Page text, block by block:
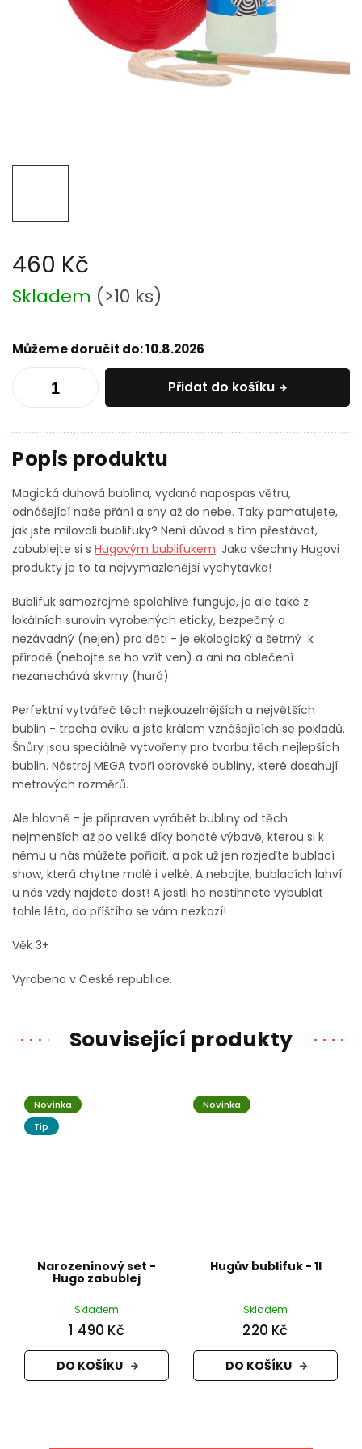
460 Kč
Měrná
cena:
Skladem (>10 ks)
Můžeme doručit do:10.8.2026
Přidat do košíku
Magická duhová bublina, vydaná napospas větru,
odnášející naše přání a sny až do nebe. Taky pamatujete,
jak jste milovali bublifuky? Není důvod s tím přestávat,
zabublejte si s Hugovým bublifukem. Jako všechny Hugovi
produkty je to ta nejvymazlenější vychytávka!
Bublifuk samozřejmě spolehlivě funguje, je ale také z
lokálních surovin vyrobených eticky, bezpečný a
nezávadný (nejen) pro děti - je ekologický a šetrný k
přírodě (nebojte se ho vzít ven) a ani na oblečení
nezanechává skvrny (hurá).
Perfektní vytvářeč těch nejkouzelnějších a největších
bublin - trocha cviku a jste králem vznášejících se pokladů.
Šnůry jsou speciálně vytvořeny pro tvorbu těch nejlepších
bublin. Nástroj MEGA tvoří obrovské bubliny, které dosahují
metrových rozměrů.
Ale hlavně - je připraven vyrábět bubliny od těch
nejmenších až po veliké díky bohaté výbavě, kterou si k
němu u nás můžete pořídit. a pak už jen rozjeďte bublací
show, která chytne malé i velké. A nebojte, bublacích lahví
u nás vždy najdete dost! A jestli ho nestihnete vybublat
tohle léto, do příštího se vám nezkazí!
Věk 3+
Vyrobeno v České republice.
Související produkty
Novinka
Tip
Narozeninový set -
Hugo zabublej
Skladem
1 490 Kč
DO KOŠÍKU
Novinka
Hugův bublifuk - 1l
Skladem
220 Kč
DO KOŠÍKU